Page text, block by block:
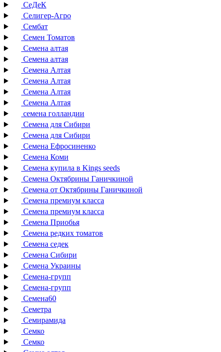
СеДеК
Селигер-Агро
Сембат
Семен Томатов
Семена алтая
Семена алтая
Семена Алтая
Семена Алтая
Семена Алтая
Семена Алтая
семена голландии
Семена для Сибири
Семена для Сибири
Семена Ефросиненко
Семена Коми
Семена купила в Kings seeds
Семена Октябрины Ганичкиной
Семена от Октябрины Ганичкиной
Семена премиум класса
Семена премиум класса
Семена Приобья
Семена редких томатов
Семена седек
Семена Сибири
Семена Украины
Семена-групп
Семена-групп
Семена60
Семетра
Семирамида
Семко
Семко